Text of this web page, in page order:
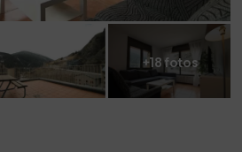
+18 fotos